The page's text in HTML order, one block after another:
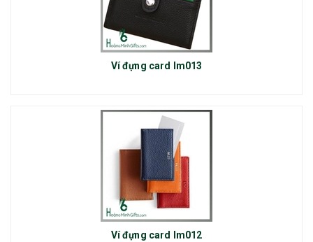
Ví đựng card lm013
Ví đựng card lm012